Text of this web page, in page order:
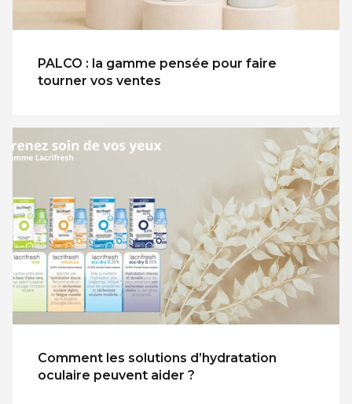
PALCO : la gamme pensée pour faire
tourner vos ventes
Comment les solutions d’hydratation
oculaire peuvent aider ?